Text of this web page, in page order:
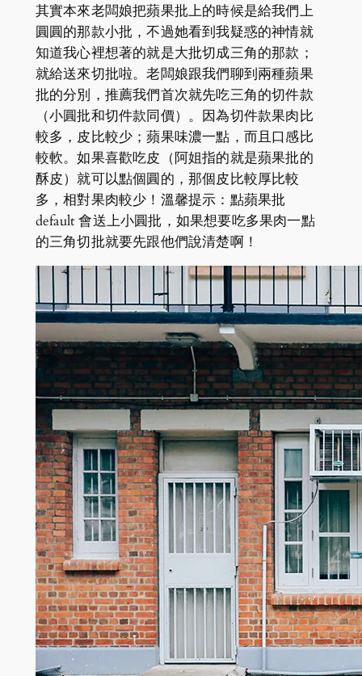
其實本來老闆娘把蘋果批上的時候是給我們上
圓圓的那款小批，不過她看到我疑惑的神情就
知道我心裡想著的就是大批切成三角的那款；
就給送來切批啦。老闆娘跟我們聊到兩種蘋果
批的分別，推薦我們首次就先吃三角的切件款
（小圓批和切件款同價）。因為切件款果肉比
較多，皮比較少；蘋果味濃一點，而且口感比
較軟。如果喜歡吃皮（阿姐指的就是蘋果批的
酥皮）就可以點個圓的，那個皮比較厚比較
多，相對果肉較少！溫馨提示：點蘋果批
default 會送上小圓批，如果想要吃多果肉一點
的三角切批就要先跟他們說清楚啊！